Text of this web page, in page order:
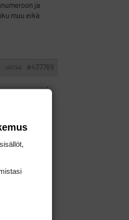
ja
muu eikä
#437769
VASTAA
joku muu
syytä olla
ja
mukaan.